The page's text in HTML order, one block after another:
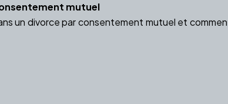
mutuel
un divorce par consentement mutuel et